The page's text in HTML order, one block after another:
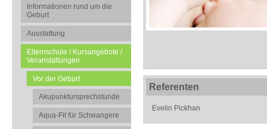
Informationen rund um die
Geburt
Ausstattung
Elternschule / Kursangebote /
Veranstaltungen
Vor der Geburt
Akupunktursprechstunde
Aqua-Fit für Schwangere
Referenten
Evelin Pickhan